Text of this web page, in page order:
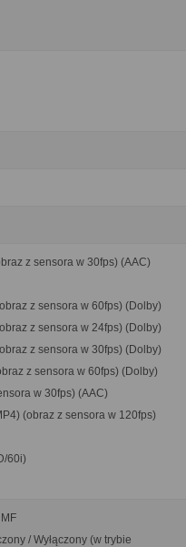
z sensora w 30fps) (AAC)
z sensora w 60fps) (Dolby)
z sensora w 24fps) (Dolby)
z sensora w 30fps) (Dolby)
z sensora w 60fps) (Dolby)
w 30fps) (AAC)
(obraz z sensora w 120fps)
60i)
/ Wyłączony (w trybie